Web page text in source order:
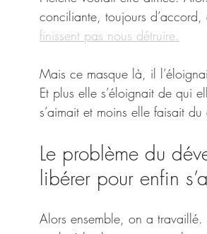
conciliante, toujours
finissent pas nous détruire.
Mais ce masque là, il
Et plus elle s’éloignait de qui
s’aimait et moins elle faisait
Le problème du
libérer pour enfin
Alors ensemble, on a